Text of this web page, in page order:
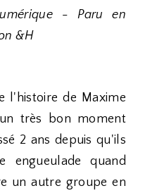
- Paru en
&H
l'histoire de Maxime
très bon moment
2 ans depuis qu'ils
engueulade quand
un autre groupe en